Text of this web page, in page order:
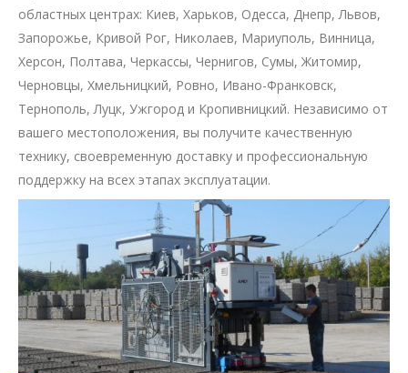
областных центрах: Киев, Харьков, Одесса, Днепр, Львов,
Запорожье, Кривой Рог, Николаев, Мариуполь, Винница,
Херсон, Полтава, Черкассы, Чернигов, Сумы, Житомир,
Черновцы, Хмельницкий, Ровно, Ивано-Франковск,
Тернополь, Луцк, Ужгород и Кропивницкий. Независимо от
вашего местоположения, вы получите качественную
технику, своевременную доставку и профессиональную
поддержку на всех этапах эксплуатации.